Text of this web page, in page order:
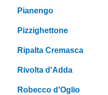
Pianengo
Pizzighettone
Ripalta Cremasca
Rivolta d'Adda
Robecco d'Oglio